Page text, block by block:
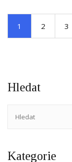
1 2 3
Hledat
Kategorie